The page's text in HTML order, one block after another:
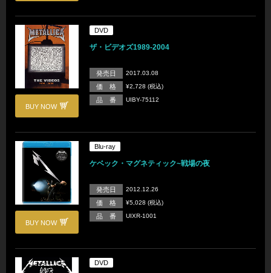
BUY NOW
DVD
ザ・ビデオズ1989-2004
発売日 2017.03.08
価 格 ¥2,728 (税込)
品 番 UIBY-75112
BUY NOW
Blu-ray
ケベック・マグネティック~戦場の夜
発売日 2012.12.26
価 格 ¥5,028 (税込)
品 番 UIXR-1001
DVD